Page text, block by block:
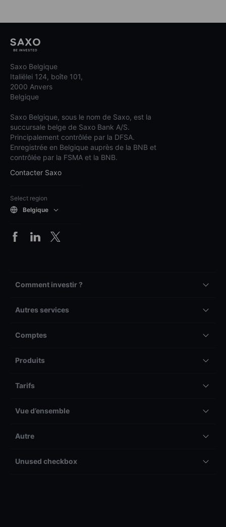
Saxo Belgique
Italiëlei 124, boîte 101,
2000 Anvers
Belgique
Saxo Belgique, sous le nom de Saxo, est la
succursale belge de Saxo Bank A/S.
Principalement contrôlée par la DFSA.
Enregistrée en Belgique auprès de la BNB et
contrôlée par la FSMA et la BNB.
Contacter Saxo
Select region
Belgique
Comment investir ?
Autres services
Comptes
Produits
Tarifs
Vue d’ensemble
Autre
Unused checkbox